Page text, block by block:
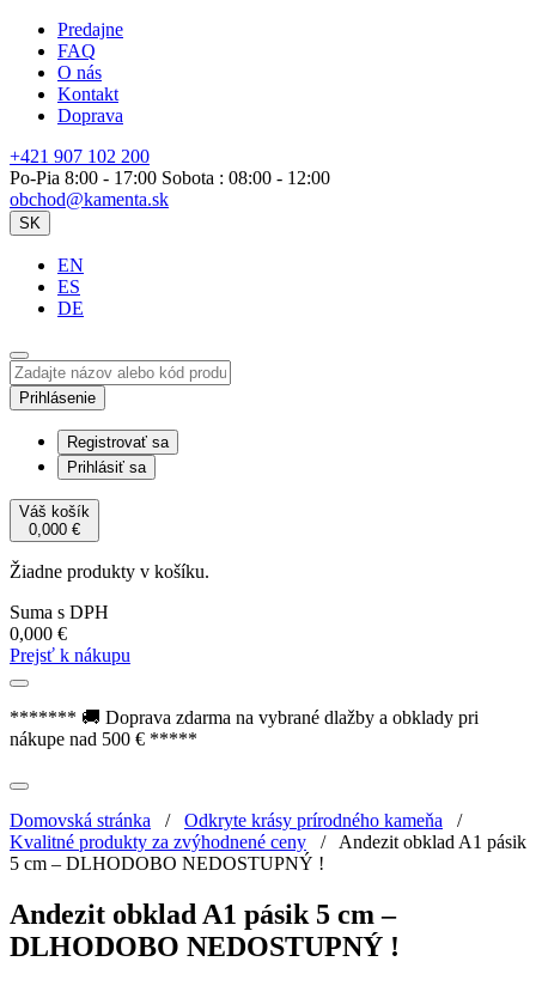
Predajne
FAQ
O nás
Kontakt
Doprava
+421 907 102 200
Po-Pia 8:00 - 17:00 Sobota : 08:00 - 12:00
obchod@kamenta.sk
SK
EN
ES
DE
Prihlásenie
Registrovať sa
Prihlásiť sa
Váš košík
0,000 €
Žiadne produkty v košíku.
Suma s DPH
0,000 €
Prejsť k nákupu
******* 🚚 Doprava zdarma na vybrané dlažby a obklady pri
nákupe nad 500 € *****
Domovská stránka / Odkryte krásy prírodného kameňa /
Kvalitné produkty za zvýhodnené ceny / Andezit obklad A1 pásik
5 cm – DLHODOBO NEDOSTUPNÝ !
Andezit obklad A1 pásik 5 cm –
DLHODOBO NEDOSTUPNÝ !